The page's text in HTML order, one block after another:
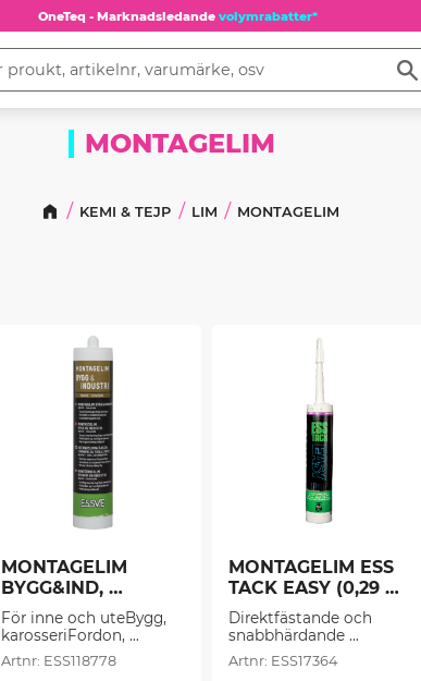
OneTeq - Marknadsledande volymrabatter*
MONTAGELIM
KEMI & TEJP LIM MONTAGELIM
MONTAGELIM
BYGG&IND,
PATRON (0,3 l/frp)
För inne och uteBygg,
karosseriFordon,
industriMarint
montageSnabbhärdand
ESS118778
MONTAGELIM ESS
TACK EASY (0,29
l/frp)
Direktfästande och
snabbhärdande
montagelim med hög
omedelbar lastbärande
ESS17364